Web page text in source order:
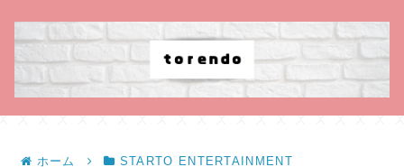
ホーム STARTO ENTERTAINMENT